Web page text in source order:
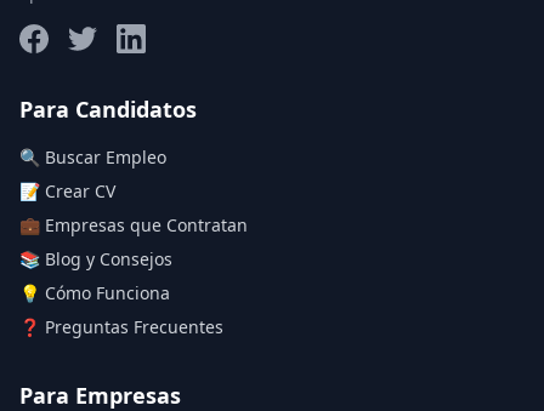
Deja vacío para "sin límite"
Aplicar filtros
Para Candidatos
🔍 Buscar Empleo
📝 Crear CV
💼 Empresas que Contratan
📚 Blog y Consejos
💡 Cómo Funciona
❓ Preguntas Frecuentes
Para Empresas